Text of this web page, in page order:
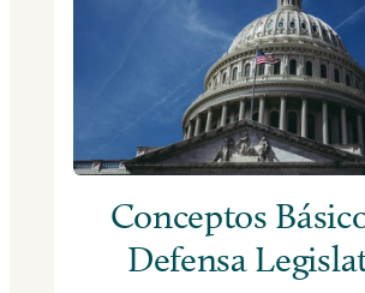
Conceptos
Defensa